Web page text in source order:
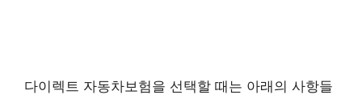
다이렉트 자동차보험을 선택할 때는 아래의 사항들